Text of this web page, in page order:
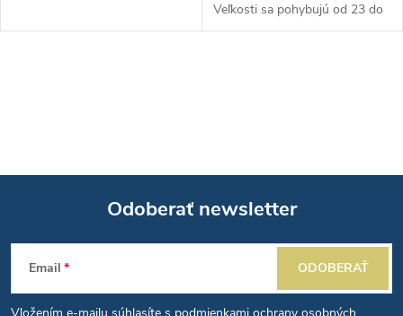
Veľkosti sa pohybujú od 23 do
90 mm (Ã).
c
Z
á
Odoberať newsletter
Email ODOBERAŤ